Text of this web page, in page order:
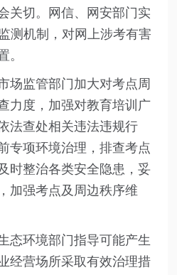
关切。网信、网安部门实
测机制，对网上涉考有害
。
场监管部门加大对考点周
力度，加强对教育培训广
法查处相关违法违规行
专项环境治理，排查考点
时整治各类安全隐患，妥
加强考点及周边秩序维
态环境部门指导可能产生
经营场所采取有效治理措